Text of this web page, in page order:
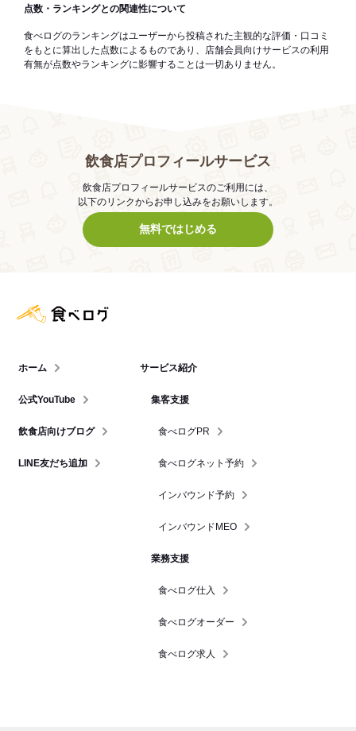
点数・ランキングとの関連性について
食べログのランキングはユーザーから投稿された主観的な評価・口コミ
をもとに算出した点数によるものであり、店舗会員向けサービスの利用
有無が点数やランキングに影響することは一切ありません。
飲食店プロフィールサービス
飲食店プロフィールサービスのご利用には、
以下のリンクからお申し込みをお願いします。
無料ではじめる
ホーム
公式YouTube
飲食店向けブログ
LINE友だち追加
サービス紹介
集客支援
食べログPR
食べログネット予約
インバウンド予約
インバウンドMEO
業務支援
食べログ仕入
食べログオーダー
食べログ求人